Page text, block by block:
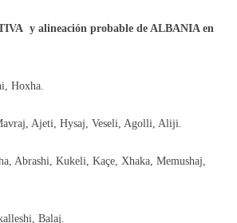
y alineación probable de ALBANIA en
Hoxha.
Ajeti, Hysaj, Veseli, Agolli, Aliji.
Abrashi, Kukeli, Kaçe, Xhaka, Memushaj,
Balaj.